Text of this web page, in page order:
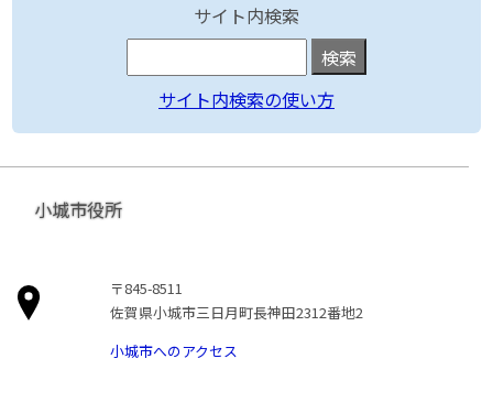
サイト内検索
サイト内検索の使い方
小城市役所
〒845-8511
佐賀県小城市三日月町長神田2312番地2
小城市へのアクセス